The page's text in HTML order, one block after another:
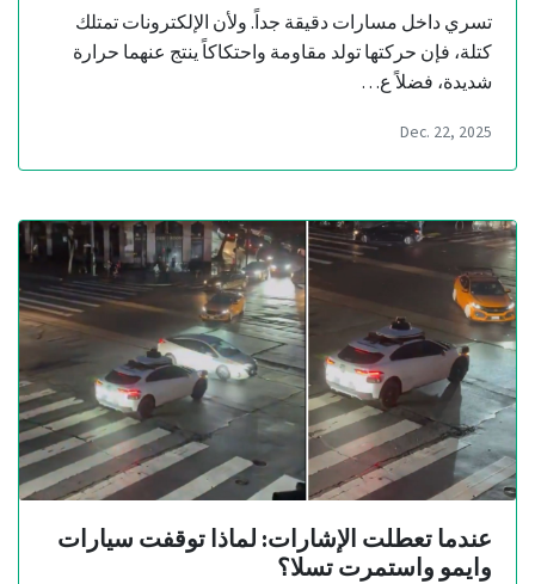
تسري داخل مسارات دقيقة جداً. ولأن الإلكترونات تمتلك
كتلة، فإن حركتها تولد مقاومة واحتكاكاً ينتج عنهما حرارة
شديدة، فضلاً ع…
Dec. 22, 2025
عندما تعطلت الإشارات: لماذا توقفت سيارات
وايمو واستمرت تسلا؟